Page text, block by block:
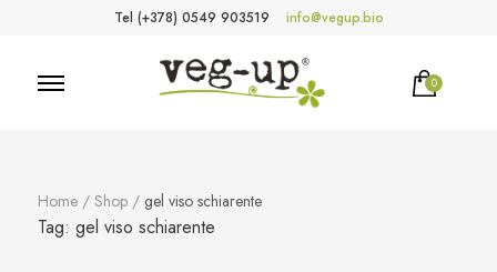
Tel (+378) 0549 903519 info@vegup.bio
0
Home / Shop / gel viso schiarente
Tag: gel viso schiarente